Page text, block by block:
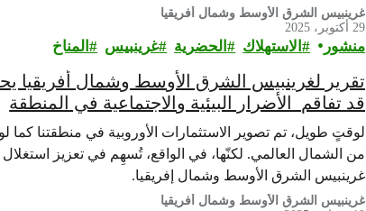
بصمتها…
غرينبيس الشرق الأوسط وشمال أفريقيا
29 أكتوبر، 2025
منشور الاستهلاك الحضرية غرينبيس‎ المناخ
تقرير لغرينبيس الشرق الأوسط وشمال أفريقيا
قد تفاقم الأضرار البيئية والاجتماعية في المنطقة
لوقتٍ طويل، تم تصوير الاستثمارات الأوروبية في منطقتنا كما
من الشمال العالمي. لكنّها، في الواقع، تُسهِم في تعزيز
غرينبيس الشرق الأوسط وشمال إفريقيا.
غرينبيس الشرق الأوسط وشمال أفريقيا